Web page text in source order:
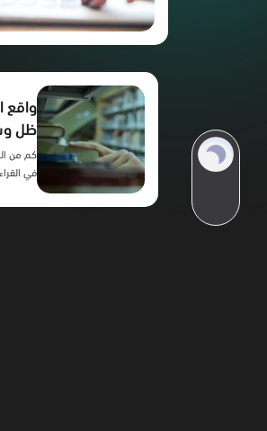
واقع
ظل
كم من
في